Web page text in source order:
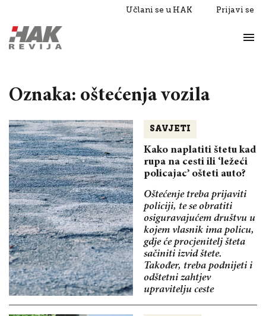
Učlani se u HAK Prijavi se
Razgovori
Oznaka: oštećenja vozila
SAVJETI
Kako naplatiti štetu kad
rupa na cesti ili ‘ležeći
policajac’ ošteti auto?
Oštećenje treba prijaviti
policiji, te se obratiti
osiguravajućem društvu u
kojem vlasnik ima policu,
gdje će procjenitelj šteta
sačiniti izvid štete.
Također, treba podnijeti i
odštetni zahtjev
upravitelju ceste